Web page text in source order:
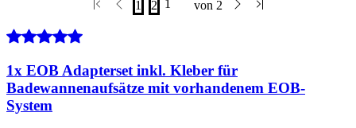
1x EOB Adapterset inkl. Kleber für
Badewannenaufsätze mit vorhandenem EOB-
System